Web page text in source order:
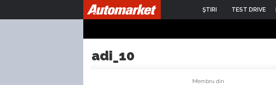
ŞTIRI TEST DRIVE
adi_10
Membru din